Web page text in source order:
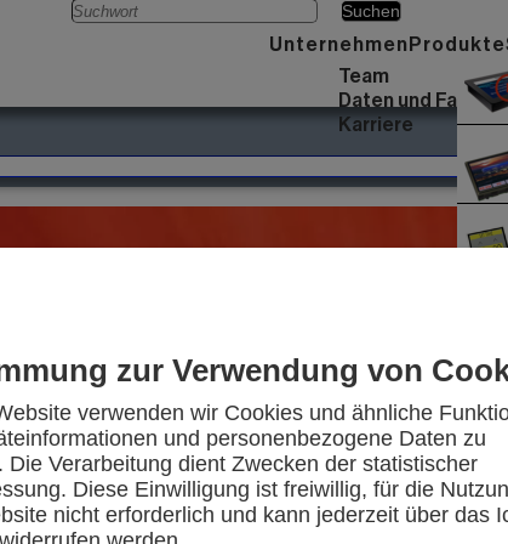
zur Verwendung von
verwenden wir Cookies und ähnliche
und personenbezogene Daten zu
Die Verarbeitung dient Zwecken der statistischer
Diese Einwilligung ist freiwillig, für die
nicht erforderlich und kann jederzeit über das
Unternehmen
Team
Daten und Fakten
Karriere
Produkte